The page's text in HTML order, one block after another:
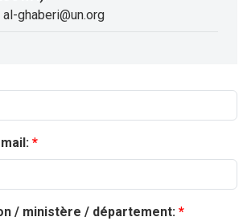
ghaberi@un.org
/ ministère / département: